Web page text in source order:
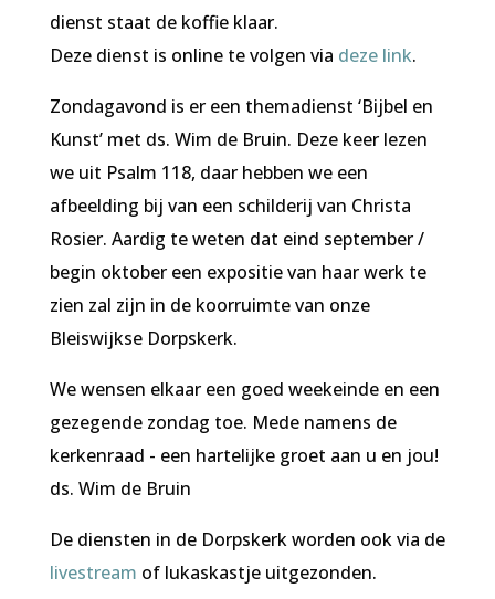
dienst staat de koffie klaar.
Deze dienst is online te volgen via deze link.
Zondagavond is er een themadienst ‘Bijbel en
Kunst’ met ds. Wim de Bruin. Deze keer lezen
we uit Psalm 118, daar hebben we een
afbeelding bij van een schilderij van Christa
Rosier. Aardig te weten dat eind september /
begin oktober een expositie van haar werk te
zien zal zijn in de koorruimte van onze
Bleiswijkse Dorpskerk.
We wensen elkaar een goed weekeinde en een
gezegende zondag toe. Mede namens de
kerkenraad - een hartelijke groet aan u en jou!
ds. Wim de Bruin
De diensten in de Dorpskerk worden ook via de
livestream of lukaskastje uitgezonden.